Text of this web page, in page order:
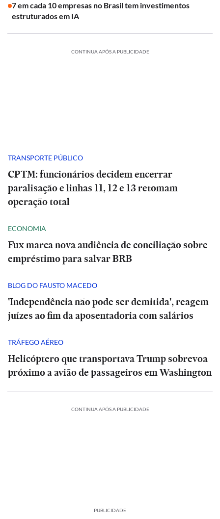
7 em cada 10 empresas no Brasil tem investimentos
estruturados em IA
CONTINUA APÓS A PUBLICIDADE
TRANSPORTE PÚBLICO
CPTM: funcionários decidem encerrar
paralisação e linhas 11, 12 e 13 retomam
operação total
ECONOMIA
Fux marca nova audiência de conciliação sobre
empréstimo para salvar BRB
BLOG DO FAUSTO MACEDO
'Independência não pode ser demitida', reagem
juízes ao fim da aposentadoria com salários
TRÁFEGO AÉREO
Helicóptero que transportava Trump sobrevoa
próximo a avião de passageiros em Washington
CONTINUA APÓS A PUBLICIDADE
PUBLICIDADE